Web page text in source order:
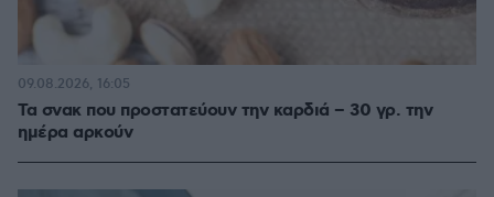
Τα σνακ που προστατεύουν την καρδιά – 30 γρ. την
ημέρα αρκούν
09.08.2026, 16:05